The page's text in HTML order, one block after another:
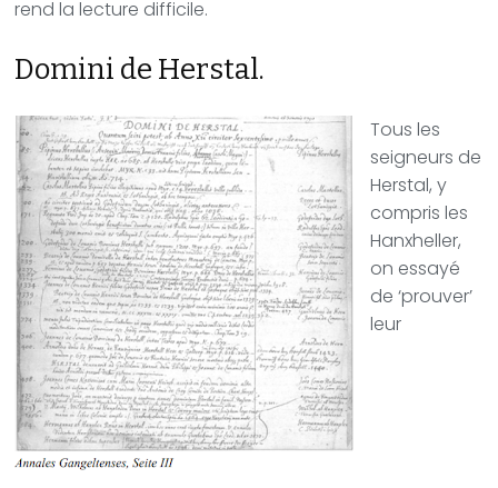
rend la lecture difficile.
Domini de Herstal.
Tous les
seigneurs de
Herstal, y
compris les
Hanxheller,
on essayé
de ‘prouver’
leur